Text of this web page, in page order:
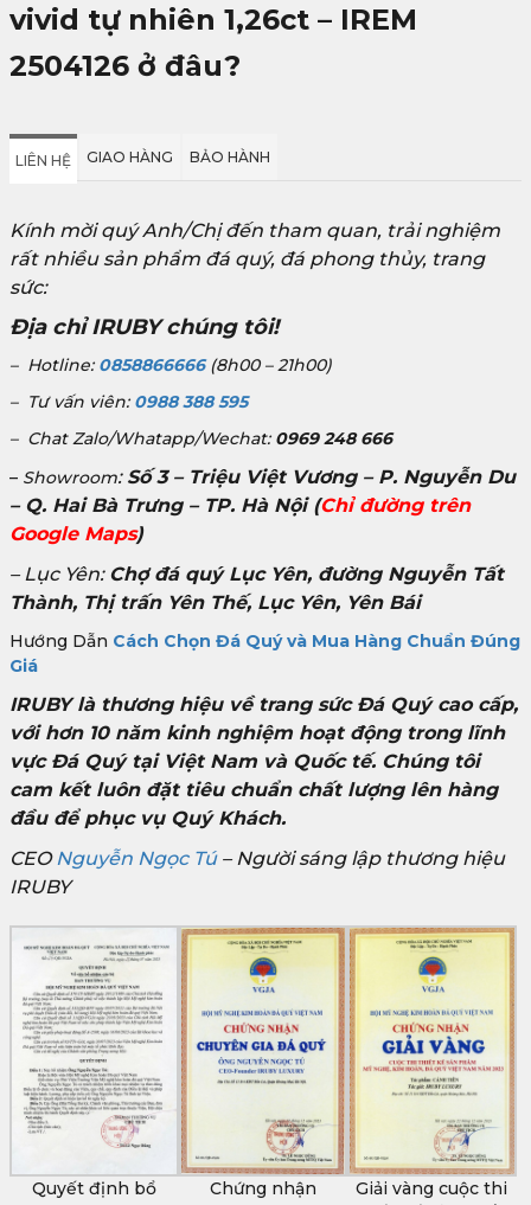
vivid tự nhiên 1,26ct – IREM
2504126 ở đâu?
LIÊN HỆ GIAO HÀNG BẢO HÀNH
Kính mời quý Anh/Chị đến tham quan, trải nghiệm
rất nhiều sản phẩm đá quý, đá phong thủy, trang
sức:
Địa chỉ IRUBY chúng tôi!
– Hotline: 0858866666(8h00 – 21h00)
– Tư vấn viên: 0988 388 595
– Chat Zalo/Whatapp/Wechat: 0969 248 666
– Showroom: Số 3 – Triệu Việt Vương – P. Nguyễn Du
– Q. Hai Bà Trưng – TP. Hà Nội(Chỉ đường trên
Google Maps)
– Lục Yên: Chợ đá quý Lục Yên, đường Nguyễn Tất
Thành, Thị trấn Yên Thế, Lục Yên, Yên Bái
Hướng Dẫn Cách Chọn Đá Quý và Mua Hàng Chuẩn Đúng
Giá
IRUBY là thương hiệu về trang sức Đá Quý cao cấp,
với hơn 10 năm kinh nghiệm hoạt động trong lĩnh
vực Đá Quý tại Việt Nam và Quốc tế. Chúng tôi
cam kết luôn đặt tiêu chuẩn chất lượng lên hàng
đầu để phục vụ Quý Khách.
CEONguyễn Ngọc Tú– Người sáng lập thương hiệu
IRUBY
Quyết định bổ
Chứng nhận
Giải vàng cuộc thi